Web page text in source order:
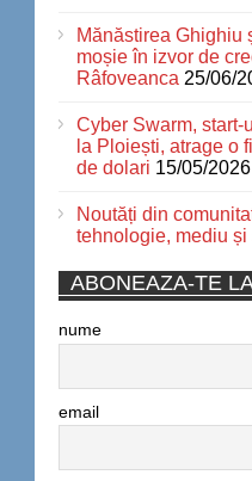
Mănăstirea Ghighiu
moșie în izvor de
Râfoveanca 25/06/
Cyber Swarm,
la Ploiești, atrage o
de dolari 15/05/2026
Noutăți din
tehnologie, mediu
ABONEAZA-TE
nume
email